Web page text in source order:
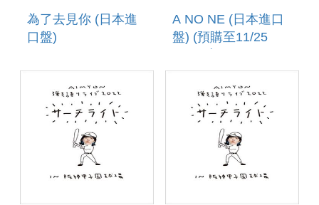
為了去見你 (日本進
口盤)
A NO NE (日本進口
盤) (預購至11/25